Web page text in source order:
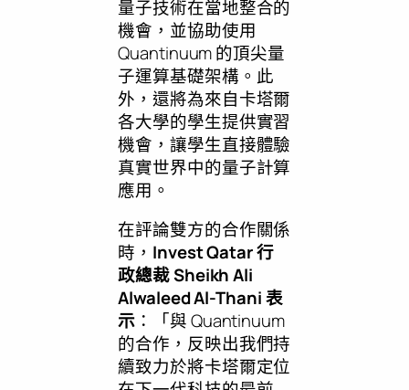
量子技術在當地整合的
機會，並協助使用
Quantinuum 的頂尖量
子運算基礎架構。此
外，還將為來自卡塔爾
各大學的學生提供實習
機會，讓學生直接體驗
真實世界中的量子計算
應用。
在評論雙方的合作關係
時， InvestQatar行
政總裁 SheikhAli
Alwaleed Al-Thani表
示 ：「與 Quantinuum
的合作，反映出我們持
續致力於將卡塔爾定位